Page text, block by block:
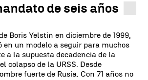
de seis años
Boris Yelstin en diciembre de 1999,
en un modelo a seguir para muchos
a la supuesta decadencia de la
colapso de la URSS. Desde
fuerte de Rusia. Con 71 años no